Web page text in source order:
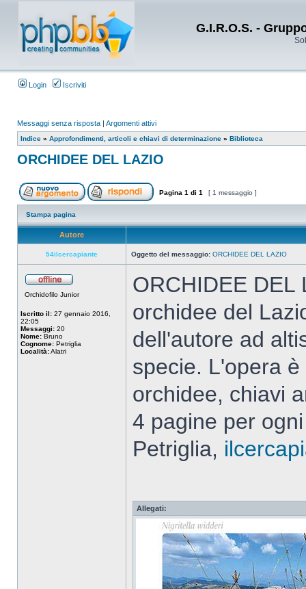
G.I.R.O.S. -
Login Iscriviti
Messaggi senza risposta | Argomenti attivi
Indice » Approfondimenti, articoli e chiavi di determinazione » Biblioteca
ORCHIDEE DEL LAZIO
Pagina 1 di 1 [ 1 messaggio ]
Stampa pagina
Autore
54ilcercapiante Oggetto del messaggio: ORCHIDEE DEL LAZIO
Orchidofilo Junior
Iscritto il: 27 gennaio 2016,
22:05
Messaggi: 20
Nome: Bruno
Cognome: Petriglia
Località:Alatri
ORCHIDEE DEL
orchidee del
dell'autore ad
specie. L'opera
orchidee, chiavi
4 pagine per
Petriglia,
Allegati: